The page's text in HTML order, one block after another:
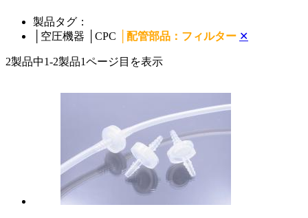
製品タグ：
空圧機器 CPC 配管部品：フィルター ✕
2製品中1-2製品1ページ目を表示